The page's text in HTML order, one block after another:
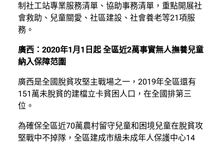
制社工站專業服務清單、協助事務清單，重點開展社
會救助、兒童關愛、社區建設、社會養老等21項服
務。
廣西：2020年1月1日起 全區近2萬事實無人撫養兒童
納入保障范圍
廣西是全國脫貧攻堅主戰場之一，2019年全區還有
151萬未脫貧的建檔立卡貧困人口，在全國排第三
位。
為確保全區近70萬農村留守兒童和困境兒童在脫貧攻
堅戰中不掉隊，全區建成市級未成年人保護中心14